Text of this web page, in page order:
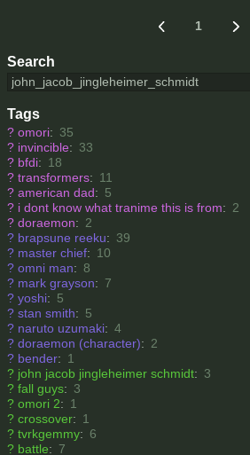
Search
Tags
? omori: 35
? invincible: 33
? bfdi: 18
? transformers: 11
? american dad: 5
? i dont know what tranime this is from: 2
? doraemon: 2
? brapsune reeku: 39
? master chief: 10
? omni man: 8
? mark grayson: 7
? yoshi: 5
? stan smith: 5
? naruto uzumaki: 4
? doraemon (character): 2
? bender: 1
? john jacob jingleheimer schmidt: 3
? fall guys: 3
? omori 2: 1
? crossover: 1
? tvrkgemmy: 6
? battle: 7
1